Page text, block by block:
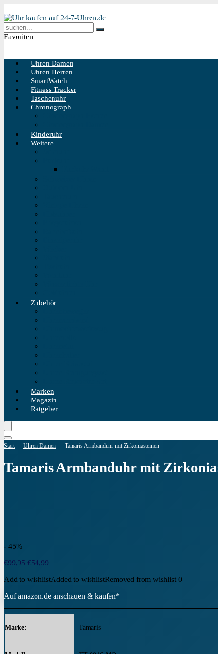
Favoriten
Uhren Damen
Uhren Herren
SmartWatch
Fitness Tracker
Taschenuhr
Chronograph
Kinderuhr
Weitere
Zubehör
Marken
Magazin
Ratgeber
Start Uhren Damen Tamaris Armbanduhr mit Zirkoniasteinen
Tamaris Armbanduhr mit
- 45%
€99,95 Ursprünglicher
war:
€54,99
ist:
Add to wishlistAdded to wishlistRemoved from wishlist 0
Auf amazon.de anschauen & kaufen*
Marke Tamaris